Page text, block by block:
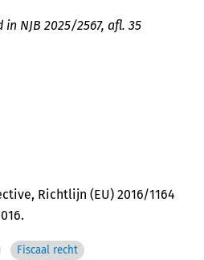
in NJB 2025/2567, afl. 35
Richtlijn (EU) 2016/1164
Fiscaal recht